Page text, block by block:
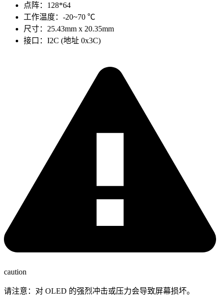
点阵：128*64
工作温度：-20~70 ℃
尺寸：25.43mm x 20.35mm
接口：I2C (地址 0x3C)
caution
请注意：对 OLED 的强烈冲击或压力会导致屏幕损坏。